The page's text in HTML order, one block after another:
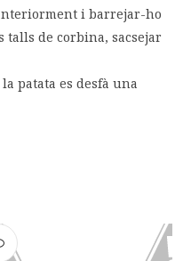
i barrejar-ho
talls de corbina, sacsejar
patata es desfà una